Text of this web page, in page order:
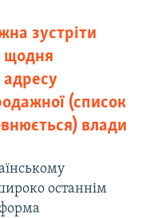
зустріти
щодня
(список
влади
останнім